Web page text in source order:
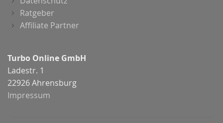
Ratgeber
Affiliate Partner
Turbo Online GmbH
Ladestr. 1
22926 Ahrensburg
Impressum